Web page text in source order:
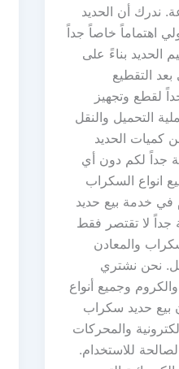
ندرك أن الحديد
اهتماماً خاصاً جداً
الحديد بناءً على
بعد التقطيع
لقطع وتجهيز
التحميل والنقل
كميات الحديد
جداً لكم دون أي
انواع السكراب
في خدمة بيع حديد
لا تقتصر فقط
والمعادن
نحن نشتري
وجميع أنواع
بيع حديد سكراب
والمحركات
للاستخدام.